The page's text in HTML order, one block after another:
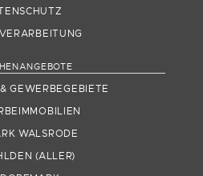
GEWERBEGEBIETE
WALSRODE
(ALLER)